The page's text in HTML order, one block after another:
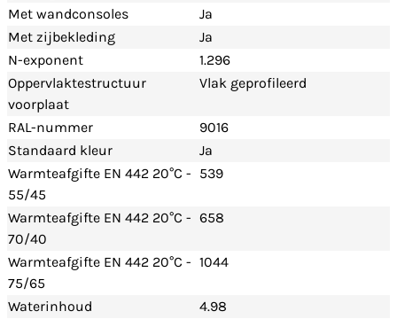
Met wandconsoles
Ja
Met zijbekleding
Ja
N-exponent
1.296
Oppervlaktestructuur
voorplaat
Vlak geprofileerd
RAL-nummer
9016
Standaard kleur
Ja
Warmteafgifte EN 442 20°C -
55/45
539
Warmteafgifte EN 442 20°C -
70/40
658
Warmteafgifte EN 442 20°C -
75/65
1044
Waterinhoud
4.98